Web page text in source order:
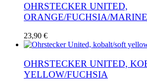
OHRSTECKER UNITED,
ORANGE/FUCHSIA/MARINE
23,90 €
OHRSTECKER UNITED,
YELLOW/FUCHSIA